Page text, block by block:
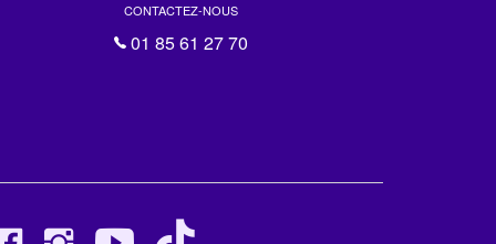
CONTACTEZ-NOUS
01 85 61 27 70